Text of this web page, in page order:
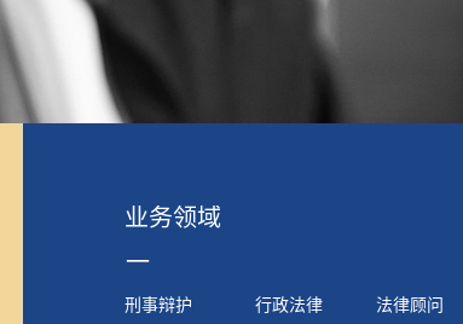
业务领域
一
刑事辩护 行政法律 法律顾问